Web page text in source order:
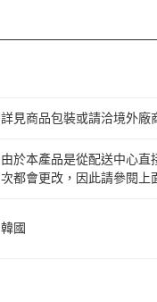
詳見商品包裝或請洽境外廠
由於本產品是從配送中心
次都會更改，因此請參閱上
韓國